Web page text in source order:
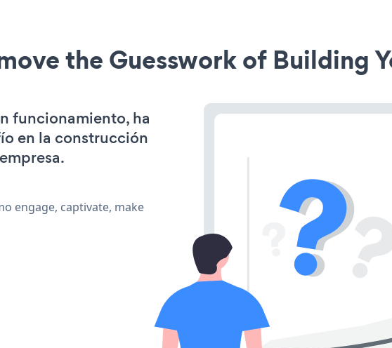
the Guesswork of Building
funcionamiento, ha
en la construcción
engage, captivate, make